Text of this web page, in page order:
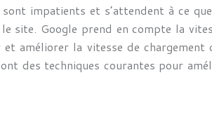
impatients et s’attendent à ce
site. Google prend en compte la
améliorer la vitesse de
des techniques courantes pour